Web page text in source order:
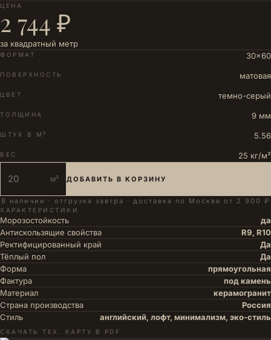
ЦЕНА
2 744 ₽
за квадратный метр
ФОРМАТ 30×60
ПОВЕРХНОСТЬ матовая
ЦВЕТ темно-серый
ТОЛЩИНА 9 мм
ШТУК В М² 5.56
ВЕС 25 кг/м²
м² ДОБАВИТЬ В КОРЗИНУ
В наличии · отгрузка завтра · доставка по Москве от 2 900 ₽
ХАРАКТЕРИСТИКИ
Морозостойкость
да
Антискользящие свойства
R9, R10
Ректифицированный край
Да
Тёплый пол
Да
Форма
прямоугольная
Фактура
под камень
Материал
керамогранит
Страна производства
Россия
Стиль
английский, лофт, минимализм, эко-стиль
СКАЧАТЬ ТЕХ. КАРТУ В PDF